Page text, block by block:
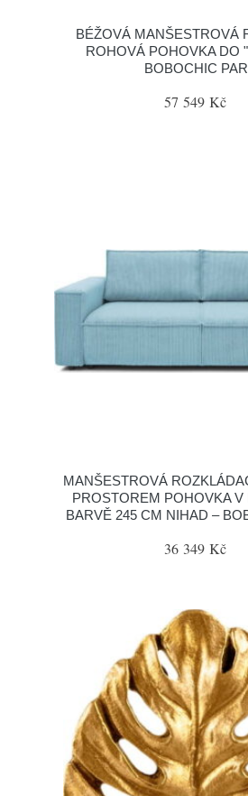
BÉŽOVÁ MANŠESTROVÁ
ROHOVÁ POHOVKA DO
BOBOCHIC
57 549 Kč
MANŠESTROVÁ
PROSTOREM POHOVKA V
BARVĚ 245 CM NIHAD –
36 349 Kč